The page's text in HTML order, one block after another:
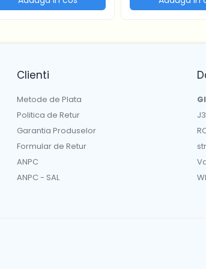
Clienti
Metode de Plata
Politica de Retur
Garantia Produselor
Formular de Retur
ANPC
ANPC - SAL